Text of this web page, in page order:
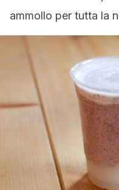
ammollo per tutta la